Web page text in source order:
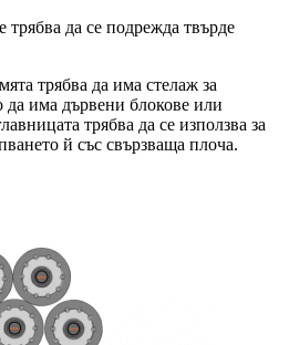
да се подрежда твърде
трябва да има стелаж за
да има дървени блокове или
трябва да се използва за
й със свързваща плоча.